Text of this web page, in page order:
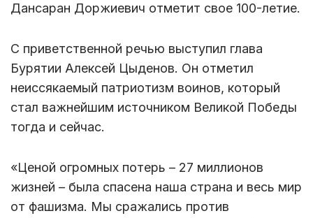
Дансаран Доржиевич отметит свое 100-летие.
С приветственной речью выступил глава
Бурятии Алексей Цыденов. Он отметил
неиссякаемый патриотизм воинов, который
стал важнейшим источником Великой Победы
тогда и сейчас.
«Ценой огромных потерь – 27 миллионов
жизней – была спасена наша страна и весь мир
от фашизма. Мы сражались против